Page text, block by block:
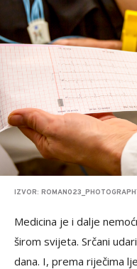
IZVOR:
Medicina je i dalje
širom svijeta. Srčani
dana. I, prema riječima